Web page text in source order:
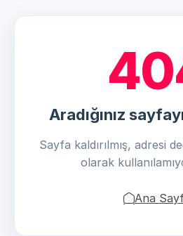
Aradığınız
Sayfa kaldırılmış, adresi
olarak
Ana